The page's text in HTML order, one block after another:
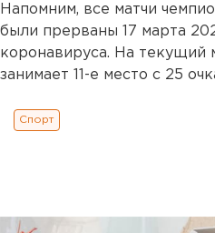
Напомним, все матчи
были прерваны 17 марта
коронавируса. На текущий
занимает 11-е место с 25
Спорт